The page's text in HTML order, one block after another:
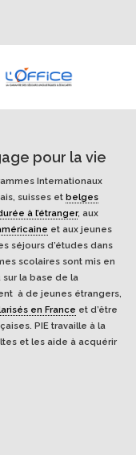
pour la vie
Internationaux
suisses et belges
à l’étranger, aux
et aux jeunes
séjours d’études dans
scolaires sont mis en
sur la base de la
à de jeunes étrangers,
en France et d’être
PIE travaille à la
et les aide à acquérir